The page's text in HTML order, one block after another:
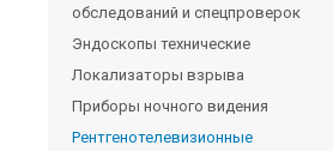
обследований и спецпроверок
Эндоскопы технические
Локализаторы взрыва
Приборы ночного видения
Рентгенотелевизионные